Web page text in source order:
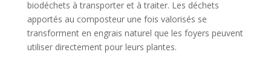
biodéchets à transporter et à traiter. Les déchets
apportés au composteur une fois valorisés se
transforment en engrais naturel que les foyers peuvent
utiliser directement pour leurs plantes.